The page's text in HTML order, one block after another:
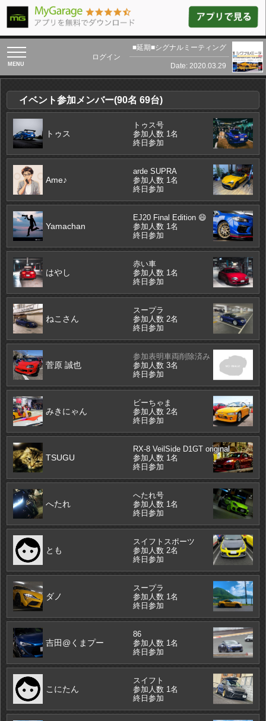
toggle
navigation
ログイン
■延期■シグナルミーティング
Date: 2020.03.29
イベント参加メンバー(90名 69台)
トゥス
トゥス号
参加人数 1名
終日参加
Ame♪
arde SUPRA
参加人数 1名
終日参加
Yamachan
EJ20 Final Edition 😄
参加人数 1名
終日参加
はやし
赤い車
参加人数 1名
終日参加
ねこさん
スープラ
参加人数 2名
終日参加
菅原 誠也
参加表明車両削除済み
参加人数 3名
終日参加
みきにゃん
ビーちゃま
参加人数 2名
終日参加
TSUGU
RX-8 VeilSide D1GT original
参加人数 1名
終日参加
へたれ
へたれ号
参加人数 1名
終日参加
とも
スイフトスポーツ
参加人数 2名
終日参加
ダノ
スープラ
参加人数 1名
終日参加
吉田@くまプー
86
参加人数 1名
終日参加
こにたん
スイフト
参加人数 1名
終日参加